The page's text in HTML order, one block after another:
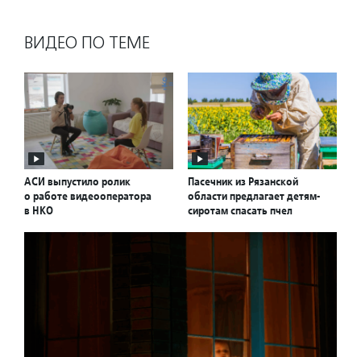
ВИДЕО ПО ТЕМЕ
АСИ выпустило ролик
о работе видеооператора
в НКО
Пасечник из Рязанской
области предлагает детям-
сиротам спасать пчел